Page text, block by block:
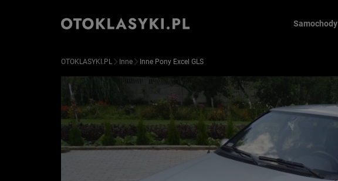
Samochody
OTOKLASYKI.PL Inne Inne Pony Excel GLS